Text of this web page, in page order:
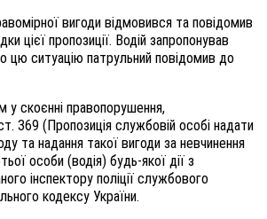
вигоди відмовився та повідомив
цієї пропозиції. Водій запропонував
цю ситуацію патрульний повідомив до
у скоєнні правопорушення,
369 (Пропозиція службовій особі надати
та надання такої вигоди за невчинення
особи (водія) будь-якої дії з
інспектору поліції службового
кодексу України.